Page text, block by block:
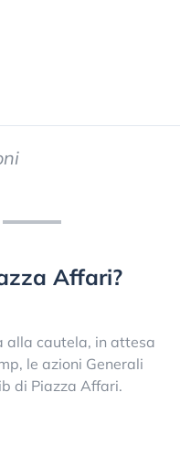
Affari?
alla cautela, in attesa
le azioni Generali
di Piazza Affari.